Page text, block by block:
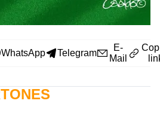
WhatsApp Telegram
E-
Mail